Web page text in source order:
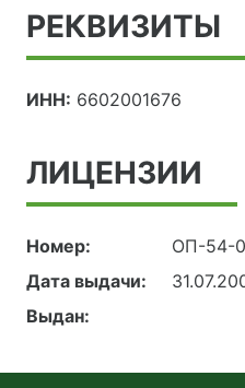
РЕКВИЗИТЫ
ИНН: 6602001676
ЛИЦЕНЗИИ
Номер:
ОП-54-
Дата выдачи:
Выдан: